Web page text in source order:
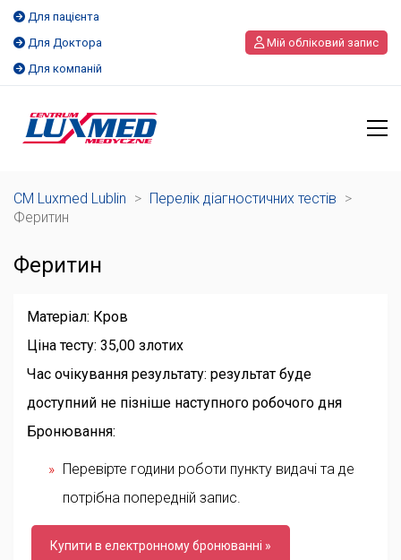
Для пацієнта
Для Доктора
Для компаній
Мій обліковий запис
CM Luxmed Lublin > Перелік діагностичних тестів >
Феритин
Феритин
Матеріал: Кров
Ціна тесту: 35,00 злотих
Час очікування результату: результат буде
доступний не пізніше наступного робочого дня
Бронювання:
Перевірте години роботи пункту видачі та де
потрібна попередній запис.
Купити в електронному бронюванні »